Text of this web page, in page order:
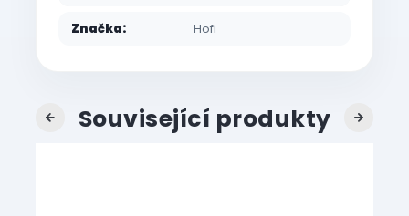
Značka: Hofi
Související produkty
Previous Next